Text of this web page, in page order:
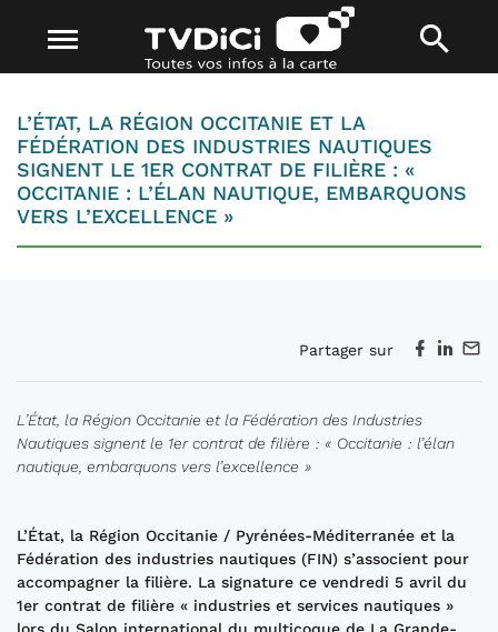
L’ÉTAT, LA RÉGION OCCITANIE ET LA
FÉDÉRATION DES INDUSTRIES NAUTIQUES
SIGNENT LE 1ER CONTRAT DE FILIÈRE : «
OCCITANIE : L’ÉLAN NAUTIQUE, EMBARQUONS
VERS L’EXCELLENCE »
Partager sur
L’État, la Région Occitanie et la Fédération des Industries
Nautiques signent le 1ercontrat de filière : « Occitanie : l’élan
nautique, embarquons vers l’excellence »
L’État, la Région Occitanie / Pyrénées-Méditerranée et la
Fédération des industries nautiques (FIN) s’associent pour
accompagner la filière. La signature ce vendredi 5 avril du
1er contrat de filière « industries et services nautiques »